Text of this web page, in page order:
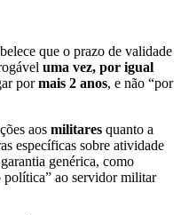
que o prazo de validade
uma vez, por igual
pormais 2 anos, e não “por
aos militares quanto a
específicas sobre atividade
genérica, como
política” ao servidor militar